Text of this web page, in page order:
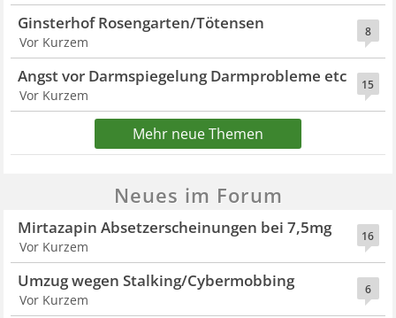
8
Ginsterhof Rosengarten/Tötensen
Vor Kurzem
15
Angst vor Darmspiegelung Darmprobleme etc
Vor Kurzem
Mehr neue Themen
Neues im Forum
16
Mirtazapin Absetzerscheinungen bei 7,5mg
Vor Kurzem
6
Umzug wegen Stalking/Cybermobbing
Vor Kurzem